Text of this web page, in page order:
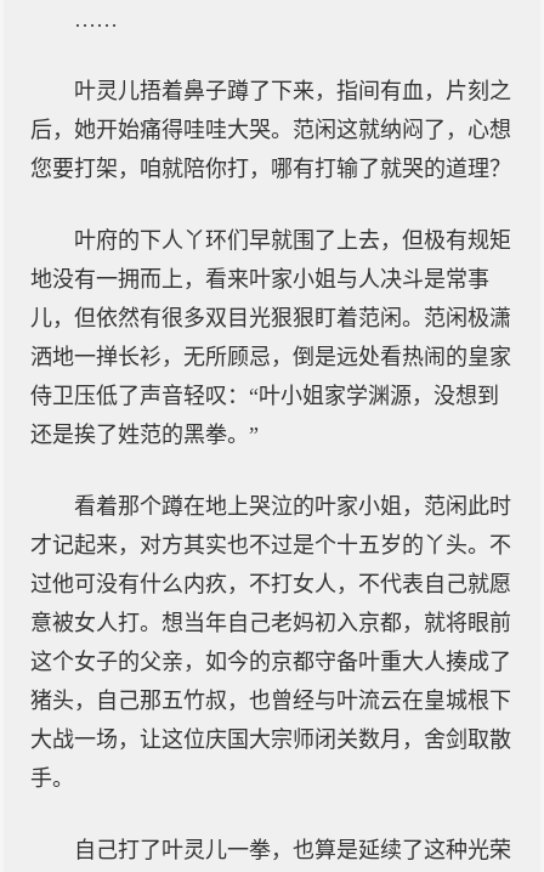
……
叶灵儿捂着鼻子蹲了下来，指间有血，片刻之
后，她开始痛得哇哇大哭。范闲这就纳闷了，心想
您要打架，咱就陪你打，哪有打输了就哭的道理？
叶府的下人丫环们早就围了上去，但极有规矩
地没有一拥而上，看来叶家小姐与人决斗是常事
儿，但依然有很多双目光狠狠盯着范闲。范闲极潇
洒地一掸长衫，无所顾忌，倒是远处看热闹的皇家
侍卫压低了声音轻叹：“叶小姐家学渊源，没想到
还是挨了姓范的黑拳。”
看着那个蹲在地上哭泣的叶家小姐，范闲此时
才记起来，对方其实也不过是个十五岁的丫头。不
过他可没有什么内疚，不打女人，不代表自己就愿
意被女人打。想当年自己老妈初入京都，就将眼前
这个女子的父亲，如今的京都守备叶重大人揍成了
猪头，自己那五竹叔，也曾经与叶流云在皇城根下
大战一场，让这位庆国大宗师闭关数月，舍剑取散
手。
自己打了叶灵儿一拳，也算是延续了这种光荣